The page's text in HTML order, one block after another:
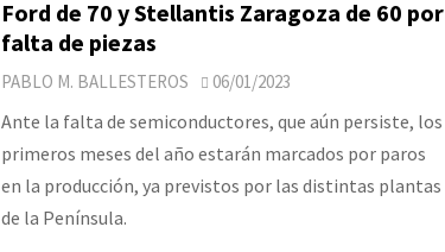
Ford de 70 y Stellantis Zaragoza de 60 por
falta de piezas
PABLO M. BALLESTEROS 06/01/2023
Ante la falta de semiconductores, que aún persiste, los
primeros meses del año estarán marcados por paros
en la producción, ya previstos por las distintas plantas
de la Península.